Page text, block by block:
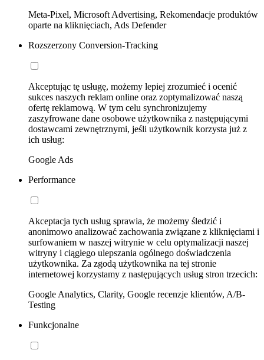
Meta-Pixel, Microsoft Advertising, Rekomendacje produktów
oparte na kliknięciach, Ads Defender
Rozszerzony Conversion-Tracking
Akceptując tę usługę, możemy lepiej zrozumieć i ocenić
sukces naszych reklam online oraz zoptymalizować naszą
ofertę reklamową. W tym celu synchronizujemy
zaszyfrowane dane osobowe użytkownika z następującymi
dostawcami zewnętrznymi, jeśli użytkownik korzysta już z
ich usług:
Google Ads
Performance
Akceptacja tych usług sprawia, że możemy śledzić i
anonimowo analizować zachowania związane z kliknięciami i
surfowaniem w naszej witrynie w celu optymalizacji naszej
witryny i ciągłego ulepszania ogólnego doświadczenia
użytkownika. Za zgodą użytkownika na tej stronie
internetowej korzystamy z następujących usług stron trzecich:
Google Analytics, Clarity, Google recenzje klientów, A/B-
Testing
Funkcjonalne